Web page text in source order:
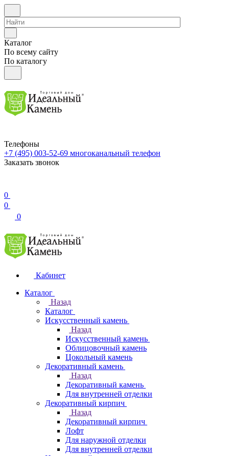
Каталог
По всему сайту
По каталогу
Телефоны
+7 (495) 003-52-69 многоканальный телефон
Заказать звонок
0
0
0
Кабинет
Каталог
Назад
Каталог
Искусственный камень
Назад
Искусственный камень
Облицовочный камень
Цокольный камень
Декоративный камень
Назад
Декоративный камень
Для внутренней отделки
Декоративный кирпич
Назад
Декоративный кирпич
Лофт
Для наружной отделки
Для внутренней отделки